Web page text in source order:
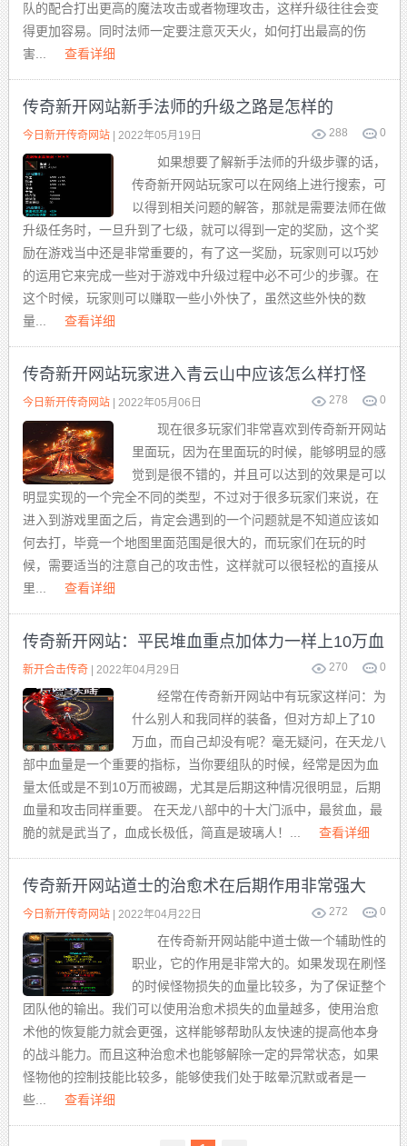
队的配合打出更高的魔法攻击或者物理攻击，这样升级往往会变
得更加容易。同时法师一定要注意灭天火，如何打出最高的伤
害...
查看详细
传奇新开网站新手法师的升级之路是怎样的
288 0
今日新开传奇网站 | 2022年05月19日
如果想要了解新手法师的升级步骤的话，
传奇新开网站玩家可以在网络上进行搜索，可
以得到相关问题的解答，那就是需要法师在做
升级任务时，一旦升到了七级，就可以得到一定的奖励，这个奖
励在游戏当中还是非常重要的，有了这一奖励，玩家则可以巧妙
的运用它来完成一些对于游戏中升级过程中必不可少的步骤。在
这个时候，玩家则可以赚取一些小外快了，虽然这些外快的数
量...
查看详细
传奇新开网站玩家进入青云山中应该怎么样打怪
278 0
今日新开传奇网站 | 2022年05月06日
现在很多玩家们非常喜欢到传奇新开网站
里面玩，因为在里面玩的时候，能够明显的感
觉到是很不错的，并且可以达到的效果是可以
明显实现的一个完全不同的类型，不过对于很多玩家们来说，在
进入到游戏里面之后，肯定会遇到的一个问题就是不知道应该如
何去打，毕竟一个地图里面范围是很大的，而玩家们在玩的时
候，需要适当的注意自己的攻击性，这样就可以很轻松的直接从
里...
查看详细
传奇新开网站：平民堆血重点加体力一样上10万血
270 0
新开合击传奇| 2022年04月29日
经常在传奇新开网站中有玩家这样问：为
什么别人和我同样的装备，但对方却上了10
万血，而自己却没有呢？毫无疑问，在天龙八
部中血量是一个重要的指标，当你要组队的时候，经常是因为血
量太低或是不到10万而被踢，尤其是后期这种情况很明显，后期
血量和攻击同样重要。 在天龙八部中的十大门派中，最贫血，最
脆的就是武当了，血成长极低，简直是玻璃人！...
查看详细
传奇新开网站道士的治愈术在后期作用非常强大
272 0
今日新开传奇网站 | 2022年04月22日
在传奇新开网站能中道士做一个辅助性的
职业，它的作用是非常大的。如果发现在刷怪
的时候怪物损失的血量比较多，为了保证整个
团队他的输出。我们可以使用治愈术损失的血量越多，使用治愈
术他的恢复能力就会更强，这样能够帮助队友快速的提高他本身
的战斗能力。而且这种治愈术也能够解除一定的异常状态，如果
怪物他的控制技能比较多，能够使我们处于眩晕沉默或者是一
些...
查看详细